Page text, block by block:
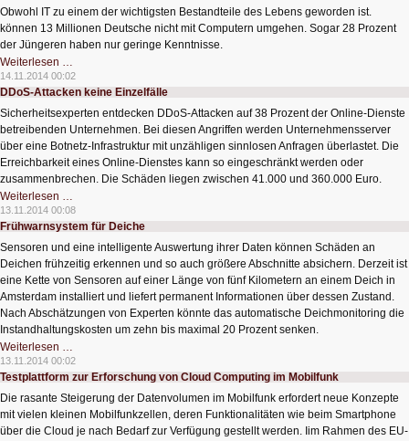
Obwohl IT zu einem der wichtigsten Bestandteile des Lebens geworden ist.
können 13 Millionen Deutsche nicht mit Computern umgehen. Sogar 28 Prozent
der Jüngeren haben nur geringe Kenntnisse.
Weiterlesen …
Fünfte
hat
keine
14.11.2014 00:02
DDoS-Attacken keine Einzelfälle
Sicherheitsexperten entdecken DDoS-Attacken auf 38 Prozent der Online-Dienste
betreibenden Unternehmen. Bei diesen Angriffen werden Unternehmensserver
über eine Botnetz-Infrastruktur mit unzähligen sinnlosen Anfragen überlastet. Die
Erreichbarkeit eines Online-Dienstes kann so eingeschränkt werden oder
zusammenbrechen. Die Schäden liegen zwischen 41.000 und 360.000 Euro.
Weiterlesen …
Attacken
keine
Einzelfälle
13.11.2014 00:08
Frühwarnsystem für Deiche
Sensoren und eine intelligente Auswertung ihrer Daten können Schäden an
Deichen frühzeitig erkennen und so auch größere Abschnitte absichern. Derzeit ist
eine Kette von Sensoren auf einer Länge von fünf Kilometern an einem Deich in
Amsterdam installiert und liefert permanent Informationen über dessen Zustand.
Nach Abschätzungen von Experten könnte das automatische Deichmonitoring die
Instandhaltungskosten um zehn bis maximal 20 Prozent senken.
Weiterlesen …
für
Deiche
13.11.2014 00:02
Testplattform zur Erforschung von Cloud Computing im Mobilfunk
Die rasante Steigerung der Datenvolumen im Mobilfunk erfordert neue Konzepte
mit vielen kleinen Mobilfunkzellen, deren Funktionalitäten wie beim Smartphone
über die Cloud je nach Bedarf zur Verfügung gestellt werden. Iim Rahmen des EU-